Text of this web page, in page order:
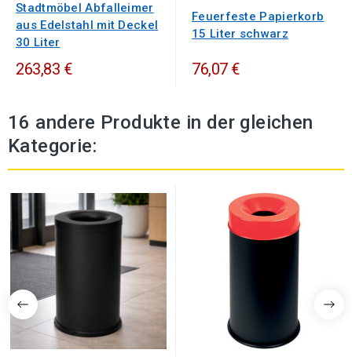
Stadtmöbel Abfalleimer
aus Edelstahl mit Deckel
30 Liter
263,83 €
Feuerfeste Papierkorb
15 Liter schwarz
76,07 €
16 andere Produkte in der gleichen
Kategorie: